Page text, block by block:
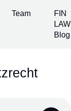
Team
FIN
LAW
Blog